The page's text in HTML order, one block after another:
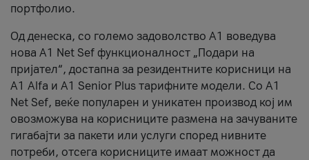
портфолио.
Од денеска, со големо задоволство А1 воведува
нова A1 Net Sef функционалност „Подари на
пријател“, достапна за резидентните корисници на
А1 Alfa и A1 Senior Plus тарифните модели. Со A1
Net Sef, веќе популарен и уникатен производ кој им
овозможува на корисниците размена на зачуваните
гигабајти за пакети или услуги според нивните
потреби, отсега корисниците имаат можност да